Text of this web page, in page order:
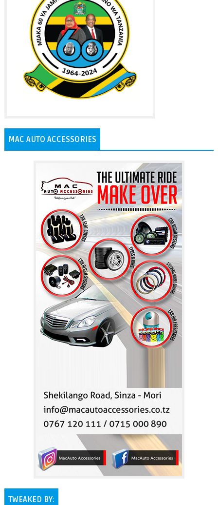
MAC AUTO ACCESSORIES
TWEAKED BY: